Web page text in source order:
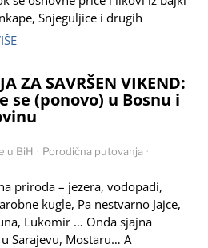
Snjeguljice i drugih
ZA SAVRŠEN VIKEND:
se (ponovo) u Bosnu i
u BiH · Porodična putovanja ·
priroda – jezera, vodopadi,
kugle, Pa nestvarno Jajce,
Lukomir … Onda sjajna
Sarajevu, Mostaru… A